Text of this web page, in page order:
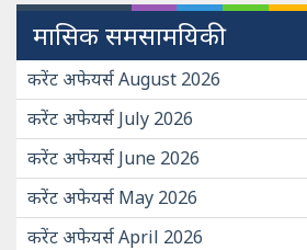
मासिक समसामयिकी
करेंट अफेयर्स August 2026
करेंट अफेयर्स July 2026
करेंट अफेयर्स June 2026
करेंट अफेयर्स May 2026
करेंट अफेयर्स April 2026